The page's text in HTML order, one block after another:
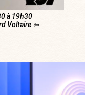
à 19h30
Voltaire ⇦